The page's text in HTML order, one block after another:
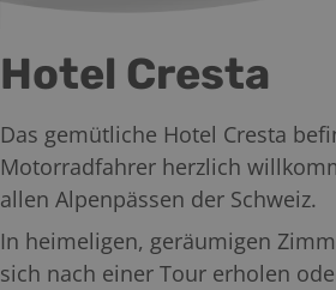
Hotel Cresta
Das gemütliche Hotel Cresta
Motorradfahrer herzlich
allen Alpenpässen der Schweiz.
In heimeligen, geräumigen
sich nach einer Tour erholen